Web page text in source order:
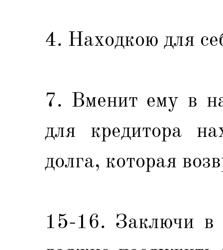
4. Находкою для
7. Вменит ему в
для кредитора
долга, которая
15-16. Заключи в